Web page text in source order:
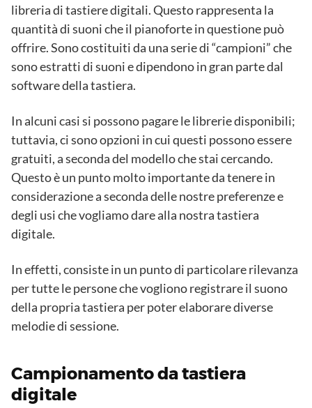
libreria di tastiere digitali. Questo rappresenta la
quantità di suoni che il pianoforte in questione può
offrire. Sono costituiti da una serie di “campioni” che
sono estratti di suoni e dipendono in gran parte dal
software della tastiera.
In alcuni casi si possono pagare le librerie disponibili;
tuttavia, ci sono opzioni in cui questi possono essere
gratuiti, a seconda del modello che stai cercando.
Questo è un punto molto importante da tenere in
considerazione a seconda delle nostre preferenze e
degli usi che vogliamo dare alla nostra tastiera
digitale.
In effetti, consiste in un punto di particolare rilevanza
per tutte le persone che vogliono registrare il suono
della propria tastiera per poter elaborare diverse
melodie di sessione.
Campionamento da tastiera
digitale